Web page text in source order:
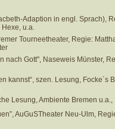
Adaption in engl. Sprach),
u.a.
Tourneetheater, Regie:
nach Gott", Naseweis Münster,
kannst“, szen. Lesung, Focke´s
Lesung, Ambiente Bremen
AuGuSTheater Neu-Ulm,